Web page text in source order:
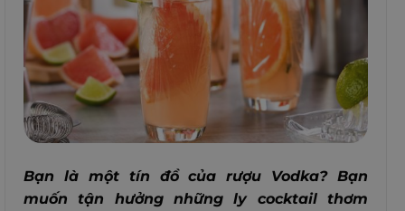
Bạn là một tín đồ của rượu Vodka? Bạn
muốn tận hưởng những ly cocktail thơm